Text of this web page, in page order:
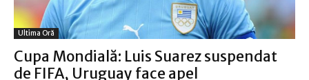
Ultima Oră
Cupa Mondială: Luis Suarez suspendat
de FIFA, Uruguay face apel